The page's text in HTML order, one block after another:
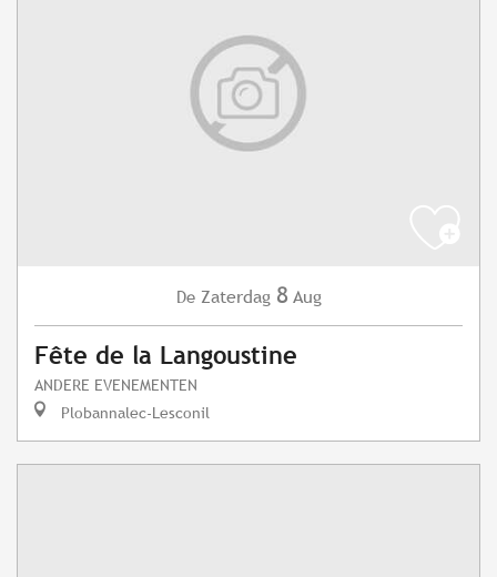
De Zaterdag 8 Aug
Fête de la Langoustine
ANDERE EVENEMENTEN
Plobannalec-Lesconil